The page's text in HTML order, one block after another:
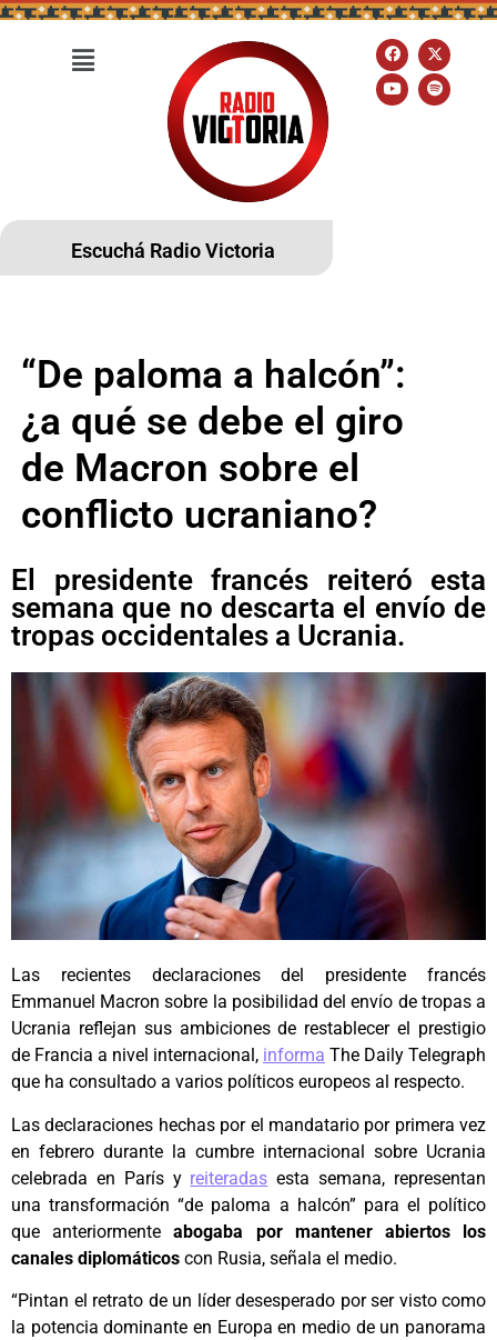
Escuchá Radio Victoria
“De paloma a halcón”:
¿a qué se debe el giro
de Macron sobre el
conflicto ucraniano?
El presidente francés reiteró esta
semana que no descarta el envío de
tropas occidentales a Ucrania.
Las recientes declaraciones del presidente francés
Emmanuel Macron sobre la posibilidad del envío de tropas a
Ucrania reflejan sus ambiciones de restablecer el prestigio
de Francia a nivel internacional, informa The Daily Telegraph
que ha consultado a varios políticos europeos al respecto.
Las declaraciones hechas por el mandatario por primera vez
en febrero durante la cumbre internacional sobre Ucrania
celebrada en París y reiteradas esta semana, representan
una transformación “de paloma a halcón” para el político
que anteriormenteabogaba por mantener abiertos los
canales diplomáticos con Rusia, señala el medio.
“Pintan el retrato de un líder desesperado por ser visto como
la potencia dominante en Europa en medio de un panorama